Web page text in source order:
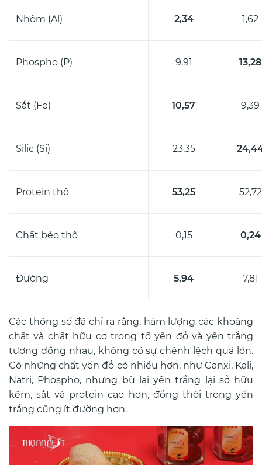
Nhôm (Al) 2,34 1,62
Phospho (P) 9,91 13,28
Sắt (Fe) 10,57 9,39
Silic (Si) 23,35
Protein thô 53,25 52,72
Chất béo thô 0,15 0,24
Đường 5,94 7,81
Các thông số đã chỉ ra rằng, hàm lượng các khoáng
chất và chất hữu cơ trong tổ yến đỏ và yến trắng
tương đồng nhau, không có sự chênh lệch quá lớn.
Có những chất yến đỏ có nhiều hơn, như Canxi, Kali,
Natri, Phospho, nhưng bù lại yến trắng lại sở hữu
kẽm, sắt và protein cao hơn, đồng thời trong yến
trắng cũng ít đường hơn.